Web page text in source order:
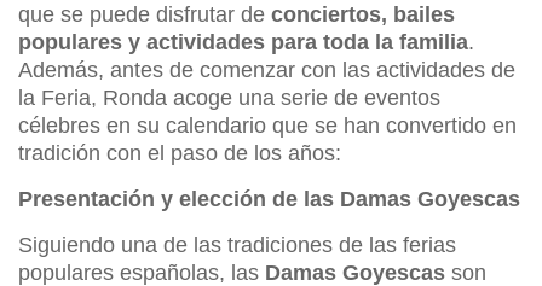
que se puede disfrutar de conciertos, bailes
populares y actividades para toda la familia.
Además, antes de comenzar con las actividades de
la Feria, Ronda acoge una serie de eventos
célebres en su calendario que se han convertido en
tradición con el paso de los años:
Presentación y elección de las Damas Goyescas
Siguiendo una de las tradiciones de las ferias
populares españolas, las Damas Goyescas son